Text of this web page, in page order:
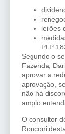
leilões
PLP
Segundo o
Fazenda,
aprovar a
aprovação,
não há
amplo
O consultor
Ronconi